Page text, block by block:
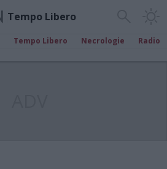
Tempo Libero
Tempo Libero Necrologie Radio